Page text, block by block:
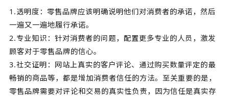
1.透明度：零售品牌应该明确说明他们对消费者的承诺，然后
一遍又一遍地履行承诺。
2.专业知识：针对消费者的问题，配置更多专业的人员，激发
顾客对于零售品牌的信心。
3.社交证明：网站上真实的客户评论、通过购买数量评定的最
畅销的商品等，都是增加消费者信任的方法。至关重要的是，
零售品牌需要对评论和交易的真实性负责，因为信任是真实存